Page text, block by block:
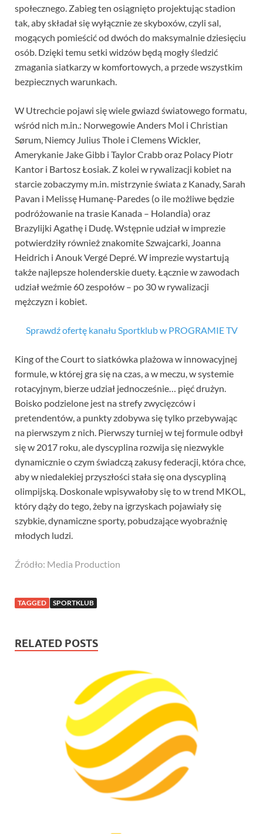
społecznego. Zabieg ten osiągnięto projektując stadion
tak, aby składał się wyłącznie ze skyboxów, czyli sal,
mogących pomieścić od dwóch do maksymalnie dziesięciu
osób. Dzięki temu setki widzów będą mogły śledzić
zmagania siatkarzy w komfortowych, a przede wszystkim
bezpiecznych warunkach.
W Utrechcie pojawi się wiele gwiazd światowego formatu,
wśród nich m.in.: Norwegowie Anders Mol i Christian
Sørum, Niemcy Julius Thole i Clemens Wickler,
Amerykanie Jake Gibb i Taylor Crabb oraz Polacy Piotr
Kantor i Bartosz Łosiak. Z kolei w rywalizacji kobiet na
starcie zobaczymy m.in. mistrzynie świata z Kanady, Sarah
Pavan i Melissę Humanę-Paredes (o ile możliwe będzie
podróżowanie na trasie Kanada – Holandia) oraz
Brazylijki Agathę i Dudę. Wstępnie udział w imprezie
potwierdziły również znakomite Szwajcarki, Joanna
Heidrich i Anouk Vergé Depré. W imprezie wystartują
także najlepsze holenderskie duety. Łącznie w zawodach
udział weźmie 60 zespołów – po 30 w rywalizacji
mężczyzn i kobiet.
Sprawdź ofertę kanału Sportklub w PROGRAMIE TV
King of the Court to siatkówka plażowa w innowacyjnej
formule, w której gra się na czas, a w meczu, w systemie
rotacyjnym, bierze udział jednocześnie… pięć drużyn.
Boisko podzielone jest na strefy zwycięzców i
pretendentów, a punkty zdobywa się tylko przebywając
na pierwszym z nich. Pierwszy turniej w tej formule odbył
się w 2017 roku, ale dyscyplina rozwija się niezwykle
dynamicznie o czym świadczą zakusy federacji, która chce,
aby w niedalekiej przyszłości stała się ona dyscypliną
olimpijską. Doskonale wpisywałoby się to w trend MKOL,
który dąży do tego, żeby na igrzyskach pojawiały się
szybkie, dynamiczne sporty, pobudzające wyobraźnię
młodych ludzi.
Źródło: Media Production
TAGGED SPORTKLUB
RELATED POSTS